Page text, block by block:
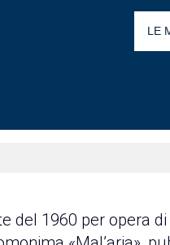
LE
del 1960 per opera di